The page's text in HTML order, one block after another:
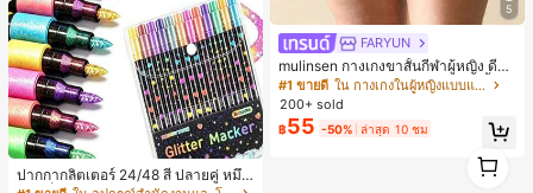
ปากกากลิตเตอร์ 24/48 สี ปลายคู่ หมึก
5
FARYUN
mulinsen กางเกงขาสั้นกีฬาผู้หญิง ดีไซ
น์ปลายเปิด เอวยืดหยุ่น กางเกงขาสั้น
ลำลองกีฬาฤดูร้อน ความยาว 3/4
#1 ขายดี
ใน กางเกงในผู้หญิงแบบแอคทีฟ
200+ sold
฿55 -50% ล่าสุด 10 ชม